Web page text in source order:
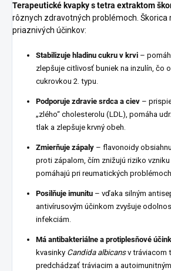
Terapeutické kvapky s tetra extraktom
rôznych zdravotných problémoch. Škorica
priaznivých účinkov:
Stabilizuje hladinu cukru v krvi –
zlepšuje citlivosť buniek na inzulín, čo
cukrovkou 2. typu.
Podporuje zdravie srdca a ciev –
„zlého“ cholesterolu (LDL), pomáha
tlak a zlepšuje krvný obeh.
Zmierňuje zápaly – flavonoidy
proti zápalom, čím znižujú riziko
pomáhajú pri reumatických
Posilňuje imunitu – vďaka silným
antivírusovým účinkom zvyšuje
infekciám.
Má antibakteriálne a protiplesňové
kvasinky Candida albicansv tráviacom
predchádzať tráviacim a